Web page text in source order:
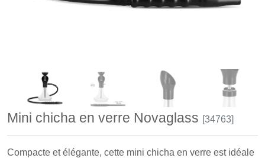
Mini chicha en verre Novaglass [34763]
Compacte et élégante, cette mini chicha en verre est idéale